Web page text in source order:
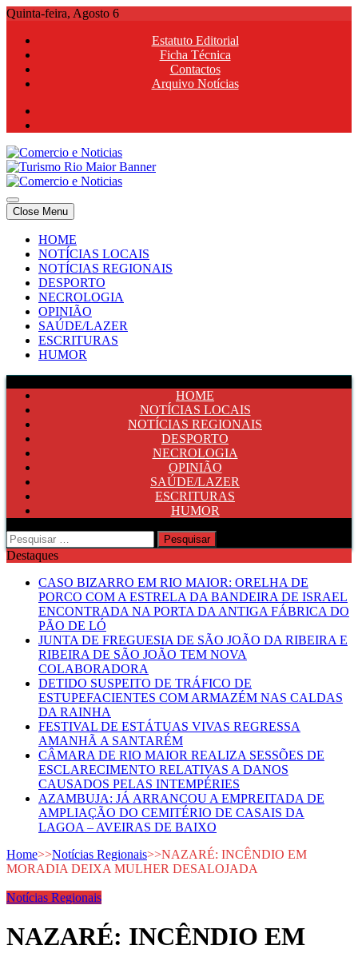
Skip
content
Quinta-feira, Agosto 6
Estatuto Editorial
Ficha Técnica
Contactos
Arquivo Notícias
Comercio e Noticias
Notícias e Publicidade Online
Comercio e Noticias
Notícias e Publicidade Online
Close Menu
HOME
NOTÍCIAS LOCAIS
NOTÍCIAS REGIONAIS
DESPORTO
NECROLOGIA
OPINIÃO
SAÚDE/LAZER
ESCRITURAS
HUMOR
HOME
NOTÍCIAS LOCAIS
NOTÍCIAS REGIONAIS
DESPORTO
NECROLOGIA
OPINIÃO
SAÚDE/LAZER
ESCRITURAS
HUMOR
Pesquisar
por:
Destaques
CASO BIZARRO EM RIO MAIOR: ORELHA DE
PORCO COM A ESTRELA DA BANDEIRA DE ISRAEL
ENCONTRADA NA PORTA DA ANTIGA FÁBRICA DO
PÃO DE LÓ
JUNTA DE FREGUESIA DE SÃO JOÃO DA RIBEIRA E
RIBEIRA DE SÃO JOÃO TEM NOVA
COLABORADORA
DETIDO SUSPEITO DE TRÁFICO DE
ESTUPEFACIENTES COM ARMAZÉM NAS CALDAS
DA RAINHA
FESTIVAL DE ESTÁTUAS VIVAS REGRESSA
AMANHÃ A SANTARÉM
CÂMARA DE RIO MAIOR REALIZA SESSÕES DE
ESCLARECIMENTO RELATIVAS A DANOS
CAUSADOS PELAS INTEMPÉRIES
AZAMBUJA: JÁ ARRANCOU A EMPREITADA DE
AMPLIAÇÃO DO CEMITÉRIO DE CASAIS DA
LAGOA – AVEIRAS DE BAIXO
Home>>Notícias Regionais>>NAZARÉ: INCÊNDIO EM
MORADIA DEIXA MULHER DESALOJADA
Notícias Regionais
NAZARÉ: INCÊNDIO EM